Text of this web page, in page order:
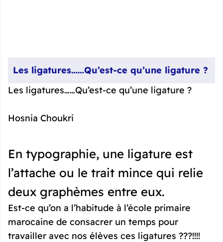
Les ligatures……Qu’est-ce qu’une ligature ?
Les ligatures……Qu’est-ce qu’une ligature ?
Hosnia Choukri
En typographie, une ligature est
l’attache ou le trait mince qui relie
deux graphèmes entre eux.
Est-ce qu’on a l’habitude à l’école primaire
marocaine de consacrer un temps pour
travailler avec nos élèves ces ligatures ???!!!!